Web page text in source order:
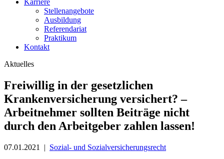
Karriere
Stellenangebote
Ausbildung
Referendariat
Praktikum
Kontakt
Aktuelles
Freiwillig in der gesetzlichen
Krankenversicherung versichert? –
Arbeitnehmer sollten Beiträge nicht
durch den Arbeitgeber zahlen lassen!
07.01.2021 | Sozial- und Sozialversicherungsrecht